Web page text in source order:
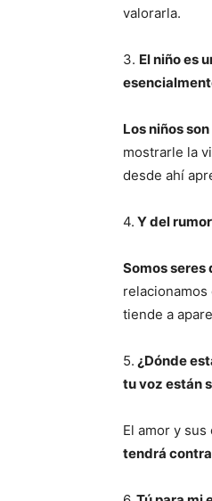
valorarla.
3. El niño es
Los niños
mostrarle la
desde ahí
4. Y del
Somos seres
tiende a
5. ¿Dónde
tu voz están
El amor y
tendrá